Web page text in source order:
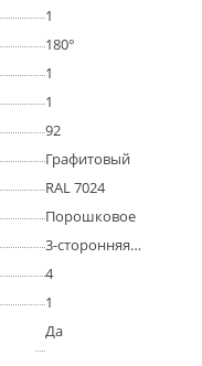
1
180°
1
1
92
Графитовый
RAL 7024
Порошковое
3-сторонняя
4
1
Да